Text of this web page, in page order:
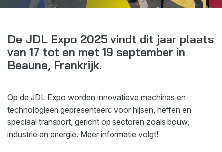
Events
Downloads
Cookie statement
General terms and conditions
De JDL Expo 2025 vindt dit jaar plaats
van 17 tot en met 19 september in
Beaune, Frankrijk.
Op de JDL Expo worden innovatieve machines en
technologieën gepresenteerd voor hijsen, heffen en
speciaal transport, gericht op sectoren zoals bouw,
industrie en energie. Meer informatie volgt!